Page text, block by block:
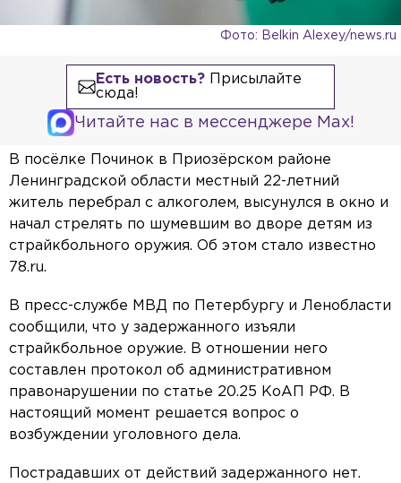
Фото: Belkin Alexey/news.ru
Есть новость?Присылайте
сюда!
Читайте нас в мессенджере Max!
В посёлке Починок в Приозёрском районе
Ленинградской области местный 22-летний
житель перебрал с алкоголем, высунулся в окно и
начал стрелять по шумевшим во дворе детям из
страйкбольного оружия. Об этом стало известно
78.ru.
В пресс-службе МВД по Петербургу и Ленобласти
сообщили, что у задержанного изъяли
страйкбольное оружие. В отношении него
составлен протокол об административном
правонарушении по статье 20.25 КоАП РФ. В
настоящий момент решается вопрос о
возбуждении уголовного дела.
Пострадавших от действий задержанного нет.